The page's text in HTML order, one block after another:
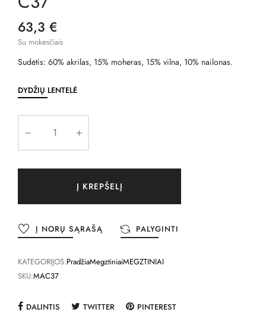
63,3 €
Su mokesčiais
Sudėtis: 60% akrilas, 15% moheras, 15% vilna, 10% nailonas.
DYDŽIŲ LENTELĖ
Į KREPŠELĮ
Į NORŲ SĄRAŠĄ PALYGINTI
KATEGORIJOS:PradžiaMegztiniaiMEGZTINIAI
SKU:MAC37
DALINTIS TWITTER PINTEREST